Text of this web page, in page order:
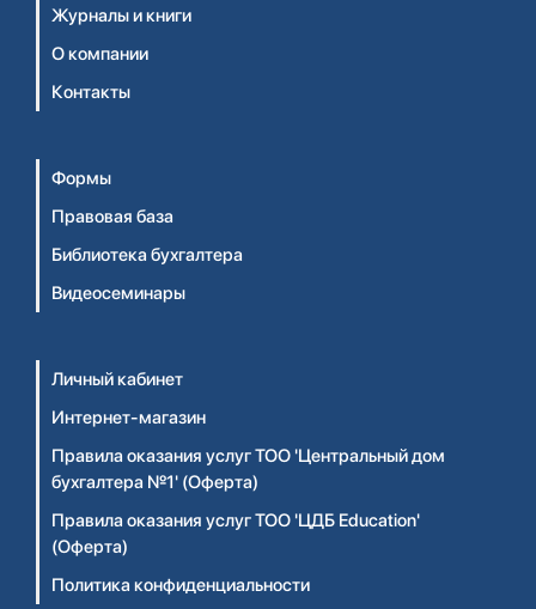
Журналы и книги
О компании
Контакты
Формы
Правовая база
Библиотека бухгалтера
Видеосеминары
Личный кабинет
Интернет-магазин
Правила оказания услуг ТОО 'Центральный дом
бухгалтера №1' (Оферта)
Правила оказания услуг ТОО 'ЦДБ Education'
(Оферта)
Политика конфиденциальности